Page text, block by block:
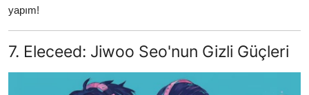
yapım!
7. Eleceed: Jiwoo Seo'nun Gizli Güçleri